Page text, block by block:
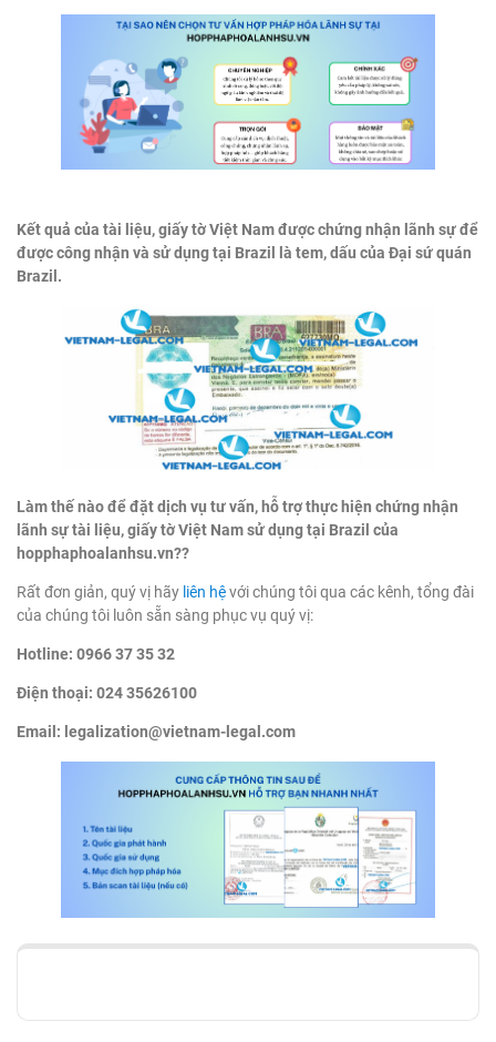
Kết quả của tài liệu, giấy tờ Việt Nam được chứng nhận lãnh sự để
được công nhận và sử dụng tại Brazil là tem, dấu của Đại sứ quán
Brazil.
Làm thế nào để đặt dịch vụ tư vấn, hỗ trợ thực hiện chứng nhận
lãnh sự tài liệu, giấy tờ Việt Nam sử dụng tại Brazil của
hopphaphoalanhsu.vn??
Rất đơn giản, quý vị hãy liên hệvới chúng tôi qua các kênh, tổng đài
của chúng tôi luôn sẵn sàng phục vụ quý vị:
Hotline: 0966 37 35 32
Điện thoại: 024 35626100
Email: legalization@vietnam-legal.com